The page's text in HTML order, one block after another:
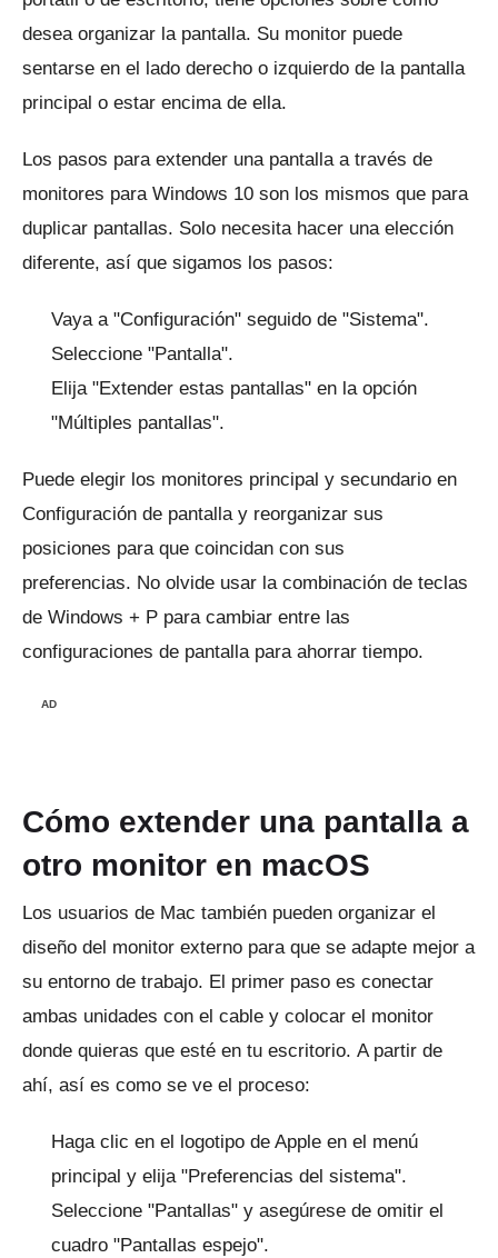
desea organizar la pantalla. Su monitor puede
sentarse en el lado derecho o izquierdo de la pantalla
principal o estar encima de ella.
Los pasos para extender una pantalla a través de
monitores para Windows 10 son los mismos que para
duplicar pantallas. Solo necesita hacer una elección
diferente, así que sigamos los pasos:
Vaya a "Configuración" seguido de "Sistema".
Seleccione "Pantalla".
Elija "Extender estas pantallas" en la opción
"Múltiples pantallas".
Puede elegir los monitores principal y secundario en
Configuración de pantalla y reorganizar sus
posiciones para que coincidan con sus
preferencias. No olvide usar la combinación de teclas
de Windows + P para cambiar entre las
configuraciones de pantalla para ahorrar tiempo.
AD
Cómo extender una pantalla a
otro monitor en macOS
Los usuarios de Mac también pueden organizar el
diseño del monitor externo para que se adapte mejor a
su entorno de trabajo. El primer paso es conectar
ambas unidades con el cable y colocar el monitor
donde quieras que esté en tu escritorio. A partir de
ahí, así es como se ve el proceso:
Haga clic en el logotipo de Apple en el menú
principal y elija "Preferencias del sistema".
Seleccione "Pantallas" y asegúrese de omitir el
cuadro "Pantallas espejo".